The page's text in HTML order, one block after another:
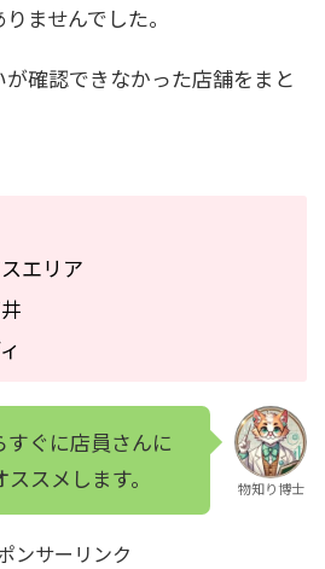
ませんでした。
確認できなかった店舗をまと
エリア
すぐに店員さんに
スメします。
物知り博士
ンサーリンク